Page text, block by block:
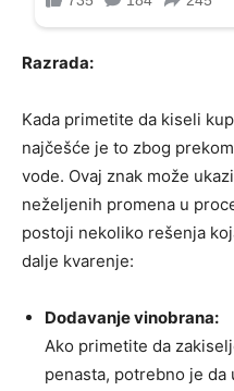
Razrada:
Kada primetite da kiseli
najčešće je to zbog
vode. Ovaj znak može
neželjenih promena u
postoji nekoliko rešenja
dalje kvarenje:
Dodavanje vinobrana:
Ako primetite da
penasta, potrebno je da